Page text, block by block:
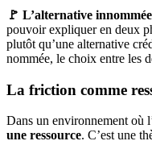
🚩 L’alternative
pouvoir expliquer en deux
plutôt qu’une alternative
nommée, le choix entre les
La friction comme
Dans un environnement où
une ressource. C’est une